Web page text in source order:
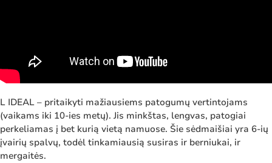
L IDEAL – pritaikyti mažiausiems patogumų vertintojams
(vaikams iki 10-ies metų). Jis minkštas, lengvas, patogiai
perkeliamas į bet kurią vietą namuose. Šie sėdmaišiai yra 6-ių
įvairių spalvų, todėl tinkamiausią susiras ir berniukai, ir
mergaitės.